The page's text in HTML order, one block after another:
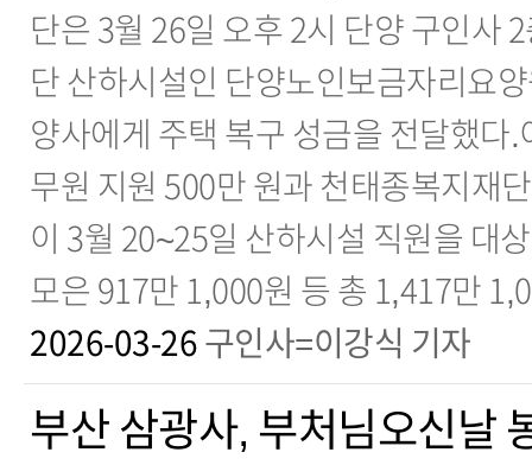
단은 3월 26일 오후 2시 단양 구인사
단 산하시설인 단양노인보금자리요
양사에게 주택 복구 성금을 전달했다.
무원 지원 500만 원과 천태종복지재
이 3월 20~25일 산하시설 직원을 대
모은 917만 1,000원 등 총 1,417만
2026-03-26 구인사=이강식 기자
부산 삼광사, 부처님오신날